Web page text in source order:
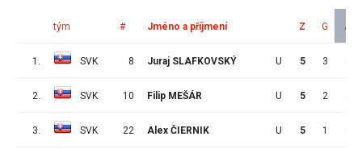
tým # Jméno a příjmení Z G A
1. SVK 8 Juraj SLAFKOVSKÝ U 5 3 6
2. SVK 10 Filip MEŠÁR U 5 2 6
3. SVK 22 Alex ČIERNIK U 5 1 6